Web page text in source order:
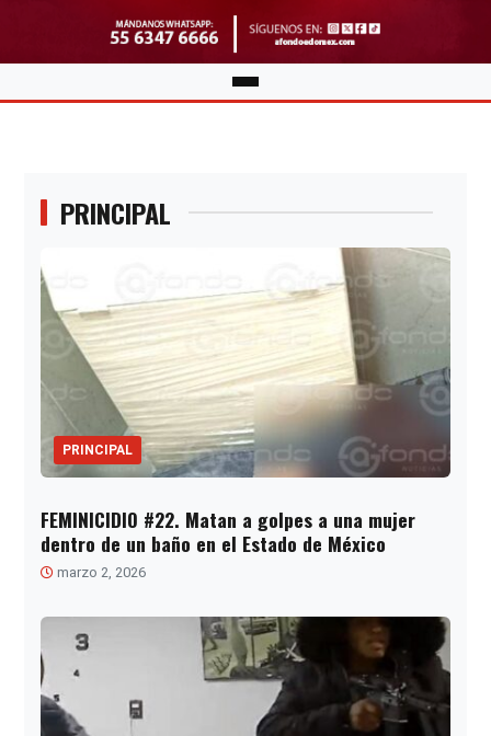
PRINCIPAL
PRINCIPAL
FEMINICIDIO #22. Matan a golpes a una mujer
dentro de un baño en el Estado de México
marzo 2, 2026